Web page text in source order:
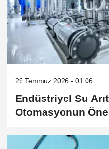
29 Temmuz 2026 - 01:06
Endüstriyel Su
Otomasyonun